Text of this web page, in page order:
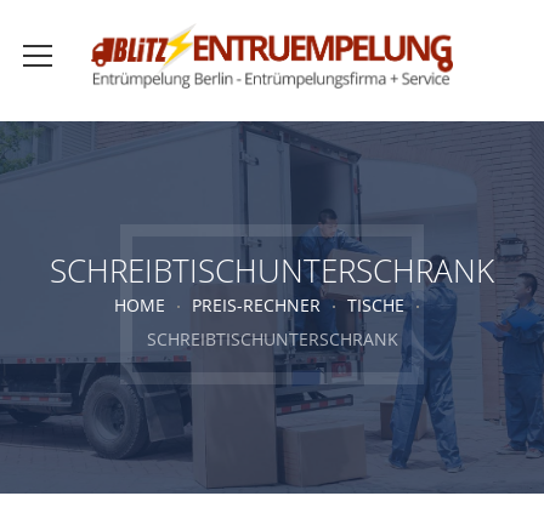
SCHREIBTISCHUNTERSCHRANK
HOME PREIS-RECHNER
TISCHE
SCHREIBTISCHUNTERSCHRANK